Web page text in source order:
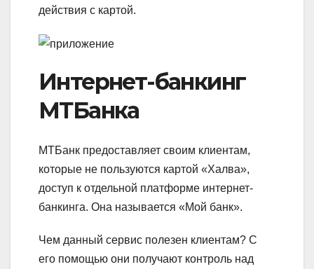
действия с картой.
Интернет-банкинг
МТБанка
МТБанк предоставляет своим клиентам,
которые не пользуются картой «Халва»,
доступ к отдельной платформе интернет-
банкинга. Она называется «Мой банк».
Чем данный сервис полезен клиентам? С
его помощью они получают контроль над